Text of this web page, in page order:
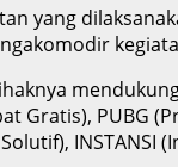
yang
PUBG